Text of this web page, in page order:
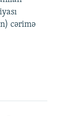
cərimə